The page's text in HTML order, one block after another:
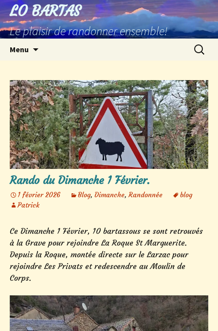
Aller
au
contenu
LO BARTAS
Le plaisir de randonner ensemble!
Menu
Rando du Dimanche 1 Février.
1 février 2026 Blog, Dimanche,Randonnée
blog
Patrick
Ce Dimanche 1 Février, 10 bartassous se sont retrouvés
à la Grave pour rejoindre La Roque St Marguerite.
Depuis la Roque, montée directe sur le Larzac pour
rejoindre Les Privats et redescendre au Moulin de
Corps.